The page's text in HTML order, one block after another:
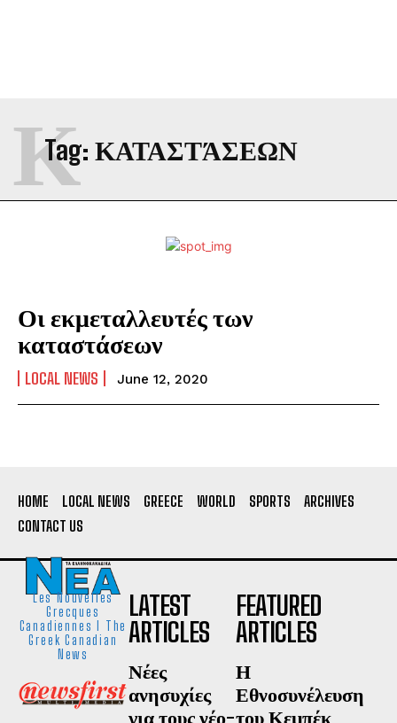
Tag: ΚΑΤΑΣΤΆΣΕΩΝ
Κ
Οι εκμεταλλευτές των
καταστάσεων
LOCAL NEWS June 12, 2020
HOME LOCAL NEWS GREECE WORLD SPORTS
ARCHIVES
CONTACT US
Les Nouvelles
Grecques
Canadiennes I The
Greek Canadian
News
LATEST
ARTICLES
Νέες
ανησυχίες
για τους νέο-
FEATURED
ARTICLES
Η
Εθνοσυνέλευση
του Κεμπέκ